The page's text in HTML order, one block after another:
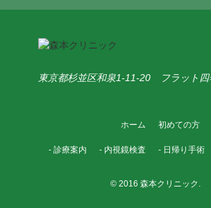
東京都杉並区和泉1-11-20 フラット四
ホーム 初めての方
- 診療案内 - 内視鏡検査 - 日帰り手術
© 2016 森本クリニック.